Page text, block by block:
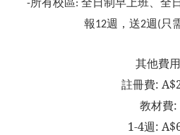
-
:
報12週，送2週(只
其他費用
註冊費:
教材費:
1-4週: